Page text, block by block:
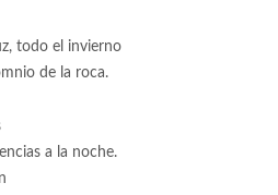
todo el invierno
de la roca.
a la noche.